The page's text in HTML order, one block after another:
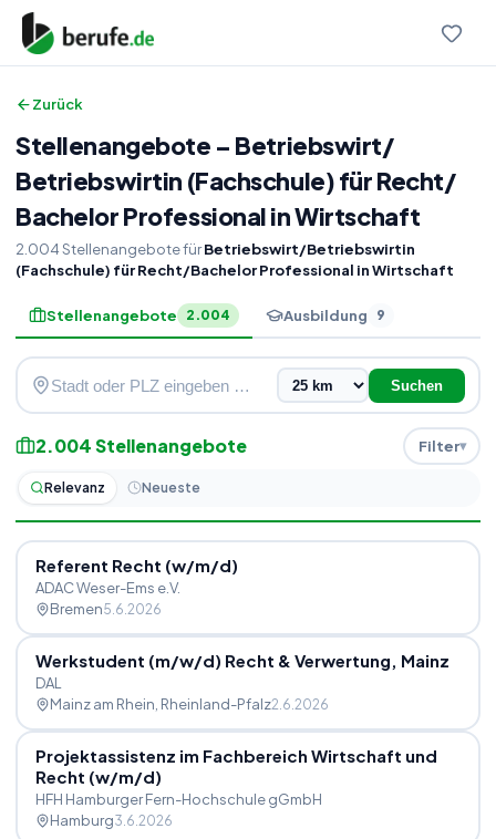
Zurück
Stellenangebote – Betriebswirt/
Betriebswirtin (Fachschule) für Recht/
Bachelor Professional in Wirtschaft
2.004StellenangebotefürBetriebswirt/Betriebswirtin
(Fachschule) für Recht/Bachelor Professional in Wirtschaft
Stellenangebote 2.004 Ausbildung 9
Suchen
2.004Stellenangebote
Relevanz Neueste
Filter
Referent Recht (w/m/d)
ADAC Weser-Ems e.V.
Bremen5.6.2026
Werkstudent (m/w/d) Recht & Verwertung, Mainz
DAL
Mainz am Rhein , Rheinland-Pfalz2.6.2026
Projektassistenz im Fachbereich Wirtschaft und
Recht (w/m/d)
HFH Hamburger Fern-Hochschule gGmbH
Hamburg3.6.2026